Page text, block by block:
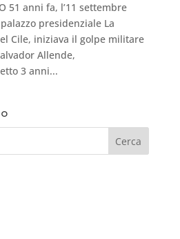
51 anni fa, l’11 settembre
presidenziale La
Cile, iniziava il golpe militare
Allende,
3 anni...